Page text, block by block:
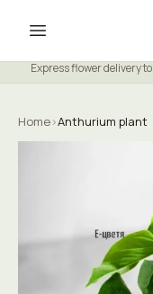
Express flower delivery to
Home›Anthurium plant